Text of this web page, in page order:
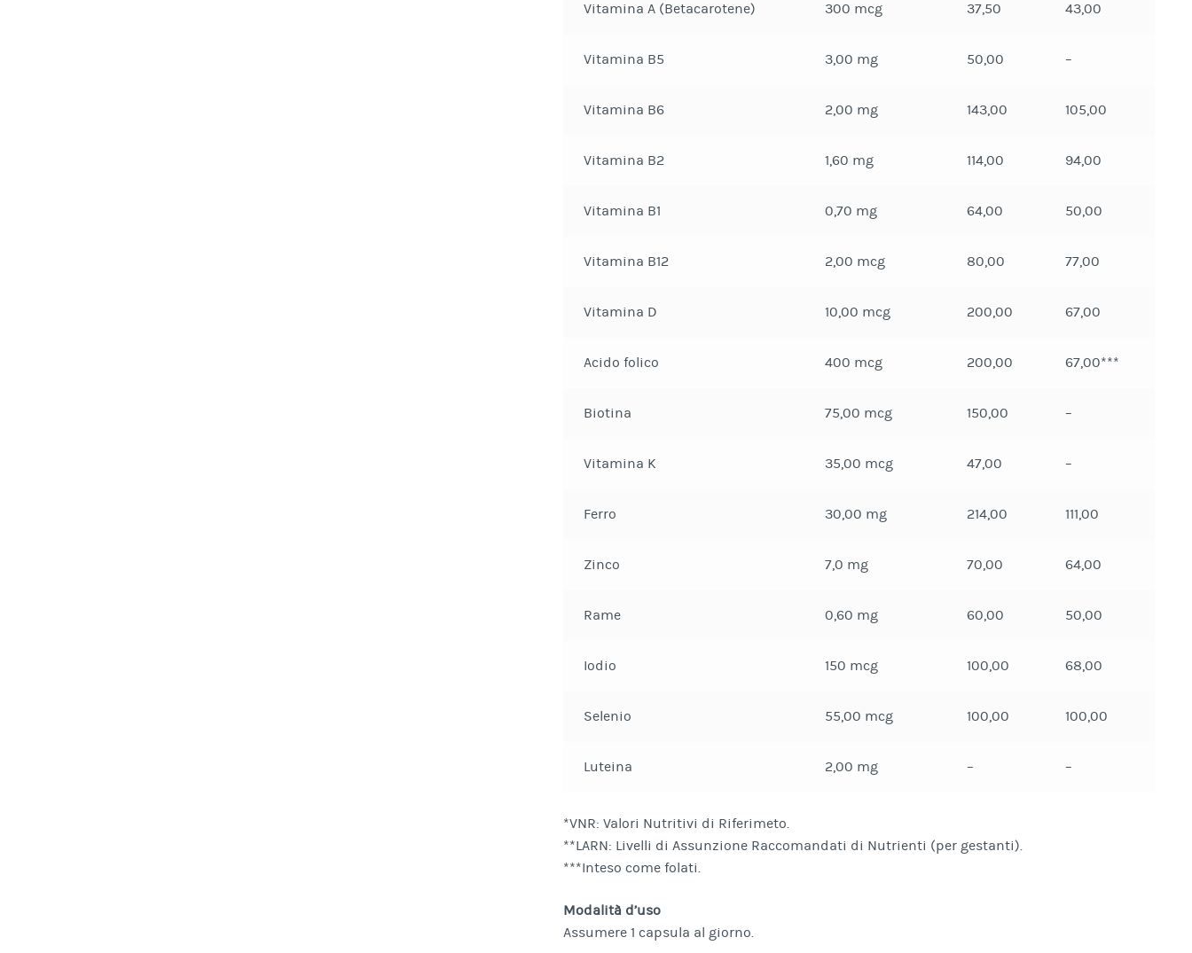
Vitamina A (Betacarotene) 300 mcg 37,50 43,00
Vitamina B5 3,00 mg 50,00 –
Vitamina B6 2,00 mg 143,00 105,00
Vitamina B2 1,60 mg 114,00 94,00
Vitamina B1 0,70 mg 64,00 50,00
Vitamina B12 2,00 mcg 80,00 77,00
Vitamina D 10,00 mcg 200,00 67,00
Acido folico 400 mcg 200,00 67,00***
Biotina 75,00 mcg 150,00 –
Vitamina K 35,00 mcg 47,00 –
Ferro 30,00 mg 214,00 111,00
Zinco 7,0 mg 70,00 64,00
Rame 0,60 mg 60,00 50,00
Iodio 150 mcg 100,00 68,00
Selenio 55,00 mcg 100,00 100,00
Luteina 2,00 mg – –
*VNR: Valori Nutritivi di Riferimeto.
**LARN: Livelli di Assunzione Raccomandati di Nutrienti (per gestanti).
***Inteso come folati.
Modalità d’uso
Assumere 1 capsula al giorno.